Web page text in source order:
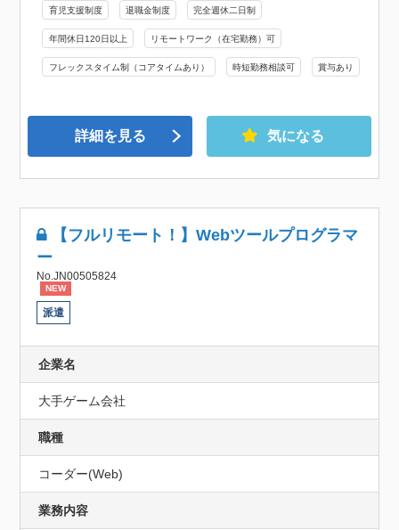
育児支援制度 退職金制度 完全週休二日制
年間休日120日以上 リモートワーク（在宅勤務）可
フレックスタイム制（コアタイムあり） 時短勤務相談可 賞与あり
詳細を見る 気になる
【フルリモート！】Webツールプログラマ
ー
No.JN00505824
NEW
派遣
企業名
大手ゲーム会社
職種
コーダー(Web)
業務内容